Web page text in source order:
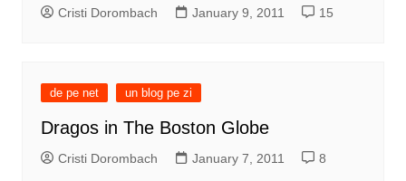
Cristi Dorombach January 9, 2011 15
de pe net un blog pe zi
Dragos in The Boston Globe
Cristi Dorombach January 7, 2011 8